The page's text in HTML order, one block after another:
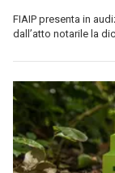
FIAIP presenta in
dall’atto notarile la